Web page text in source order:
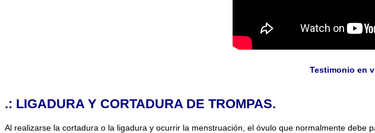
Testimonio en
.: LIGADURA Y CORTADURA DE TROMPAS.
Al realizarse la cortadura o la ligadura y ocurrir la menstruación, el óvulo que normalmente